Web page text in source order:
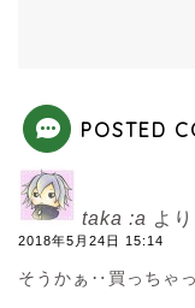
POSTED
taka :a よ
2018年5月24日 15:14
そうかぁ‥買っちゃ